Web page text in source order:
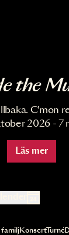
the
C'mon
2026 - 7
Läs mer
familjKonsertTurné